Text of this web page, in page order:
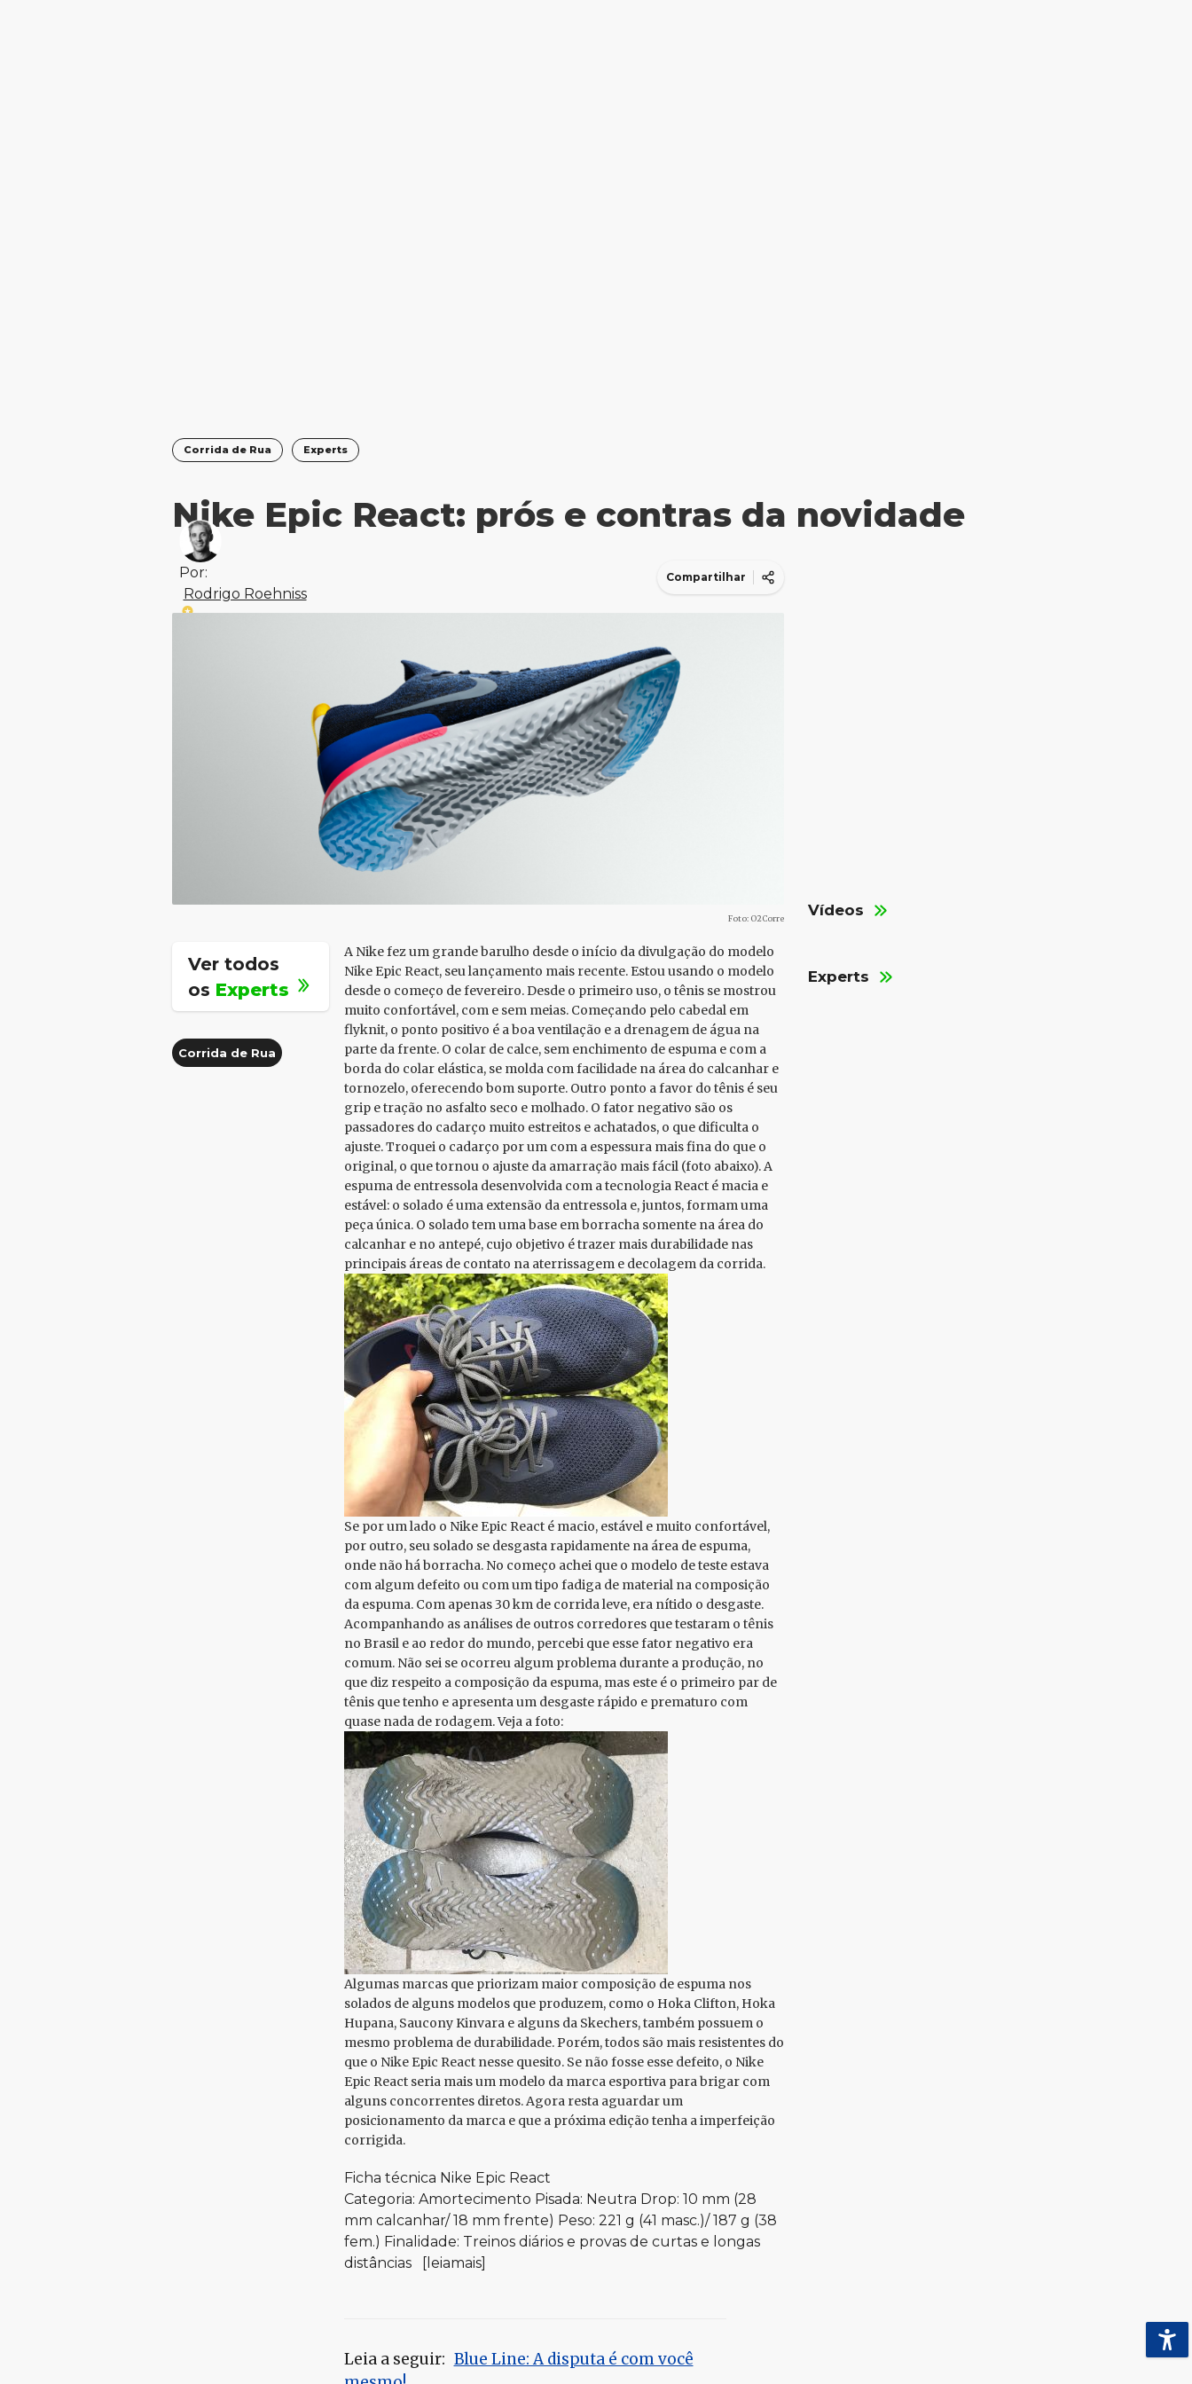
Corrida de Rua Experts
Nike Epic React: prós e contras da novidade
Por:
Rodrigo Roehniss
Compartilhar
Foto: O2Corre
Ver todos
os Experts
Corrida de Rua
A Nike fez um grande barulho desde o início da divulgação do modelo
Nike Epic React, seu lançamento mais recente. Estou usando o modelo
desde o começo de fevereiro. Desde o primeiro uso, o tênis se mostrou
muito confortável, com e sem meias. Começando pelo cabedal em
flyknit, o ponto positivo é a boa ventilação e a drenagem de água na
parte da frente. O colar de calce, sem enchimento de espuma e com a
borda do colar elástica, se molda com facilidade na área do calcanhar e
tornozelo, oferecendo bom suporte. Outro ponto a favor do tênis é seu
grip e tração no asfalto seco e molhado. O fator negativo são os
passadores do cadarço muito estreitos e achatados, o que dificulta o
ajuste. Troquei o cadarço por um com a espessura mais fina do que o
original, o que tornou o ajuste da amarração mais fácil (foto abaixo). A
espuma de entressola desenvolvida com a tecnologia React é macia e
estável: o solado é uma extensão da entressola e, juntos, formam uma
peça única. O solado tem uma base em borracha somente na área do
calcanhar e no antepé, cujo objetivo é trazer mais durabilidade nas
principais áreas de contato na aterrissagem e decolagem da corrida.
Se por um lado o Nike Epic React é macio, estável e muito confortável,
por outro, seu solado se desgasta rapidamente na área de espuma,
onde não há borracha. No começo achei que o modelo de teste estava
com algum defeito ou com um tipo fadiga de material na composição
da espuma. Com apenas 30 km de corrida leve, era nítido o desgaste.
Acompanhando as análises de outros corredores que testaram o tênis
no Brasil e ao redor do mundo, percebi que esse fator negativo era
comum. Não sei se ocorreu algum problema durante a produção, no
que diz respeito a composição da espuma, mas este é o primeiro par de
tênis que tenho e apresenta um desgaste rápido e prematuro com
quase nada de rodagem. Veja a foto:
Algumas marcas que priorizam maior composição de espuma nos
solados de alguns modelos que produzem, como o Hoka Clifton, Hoka
Hupana, Saucony Kinvara e alguns da Skechers, também possuem o
mesmo problema de durabilidade. Porém, todos são mais resistentes do
que o Nike Epic React nesse quesito. Se não fosse esse defeito, o Nike
Epic React seria mais um modelo da marca esportiva para brigar com
alguns concorrentes diretos. Agora resta aguardar um
posicionamento da marca e que a próxima edição tenha a imperfeição
corrigida.
Ficha técnica Nike Epic React
Categoria: Amortecimento Pisada: Neutra Drop: 10 mm (28
mm calcanhar/ 18 mm frente) Peso: 221 g (41 masc.)/ 187 g (38
fem.) Finalidade: Treinos diários e provas de curtas e longas
distâncias [leiamais]
Leia a seguir: Blue Line: A disputa é com você
Vídeos
Experts